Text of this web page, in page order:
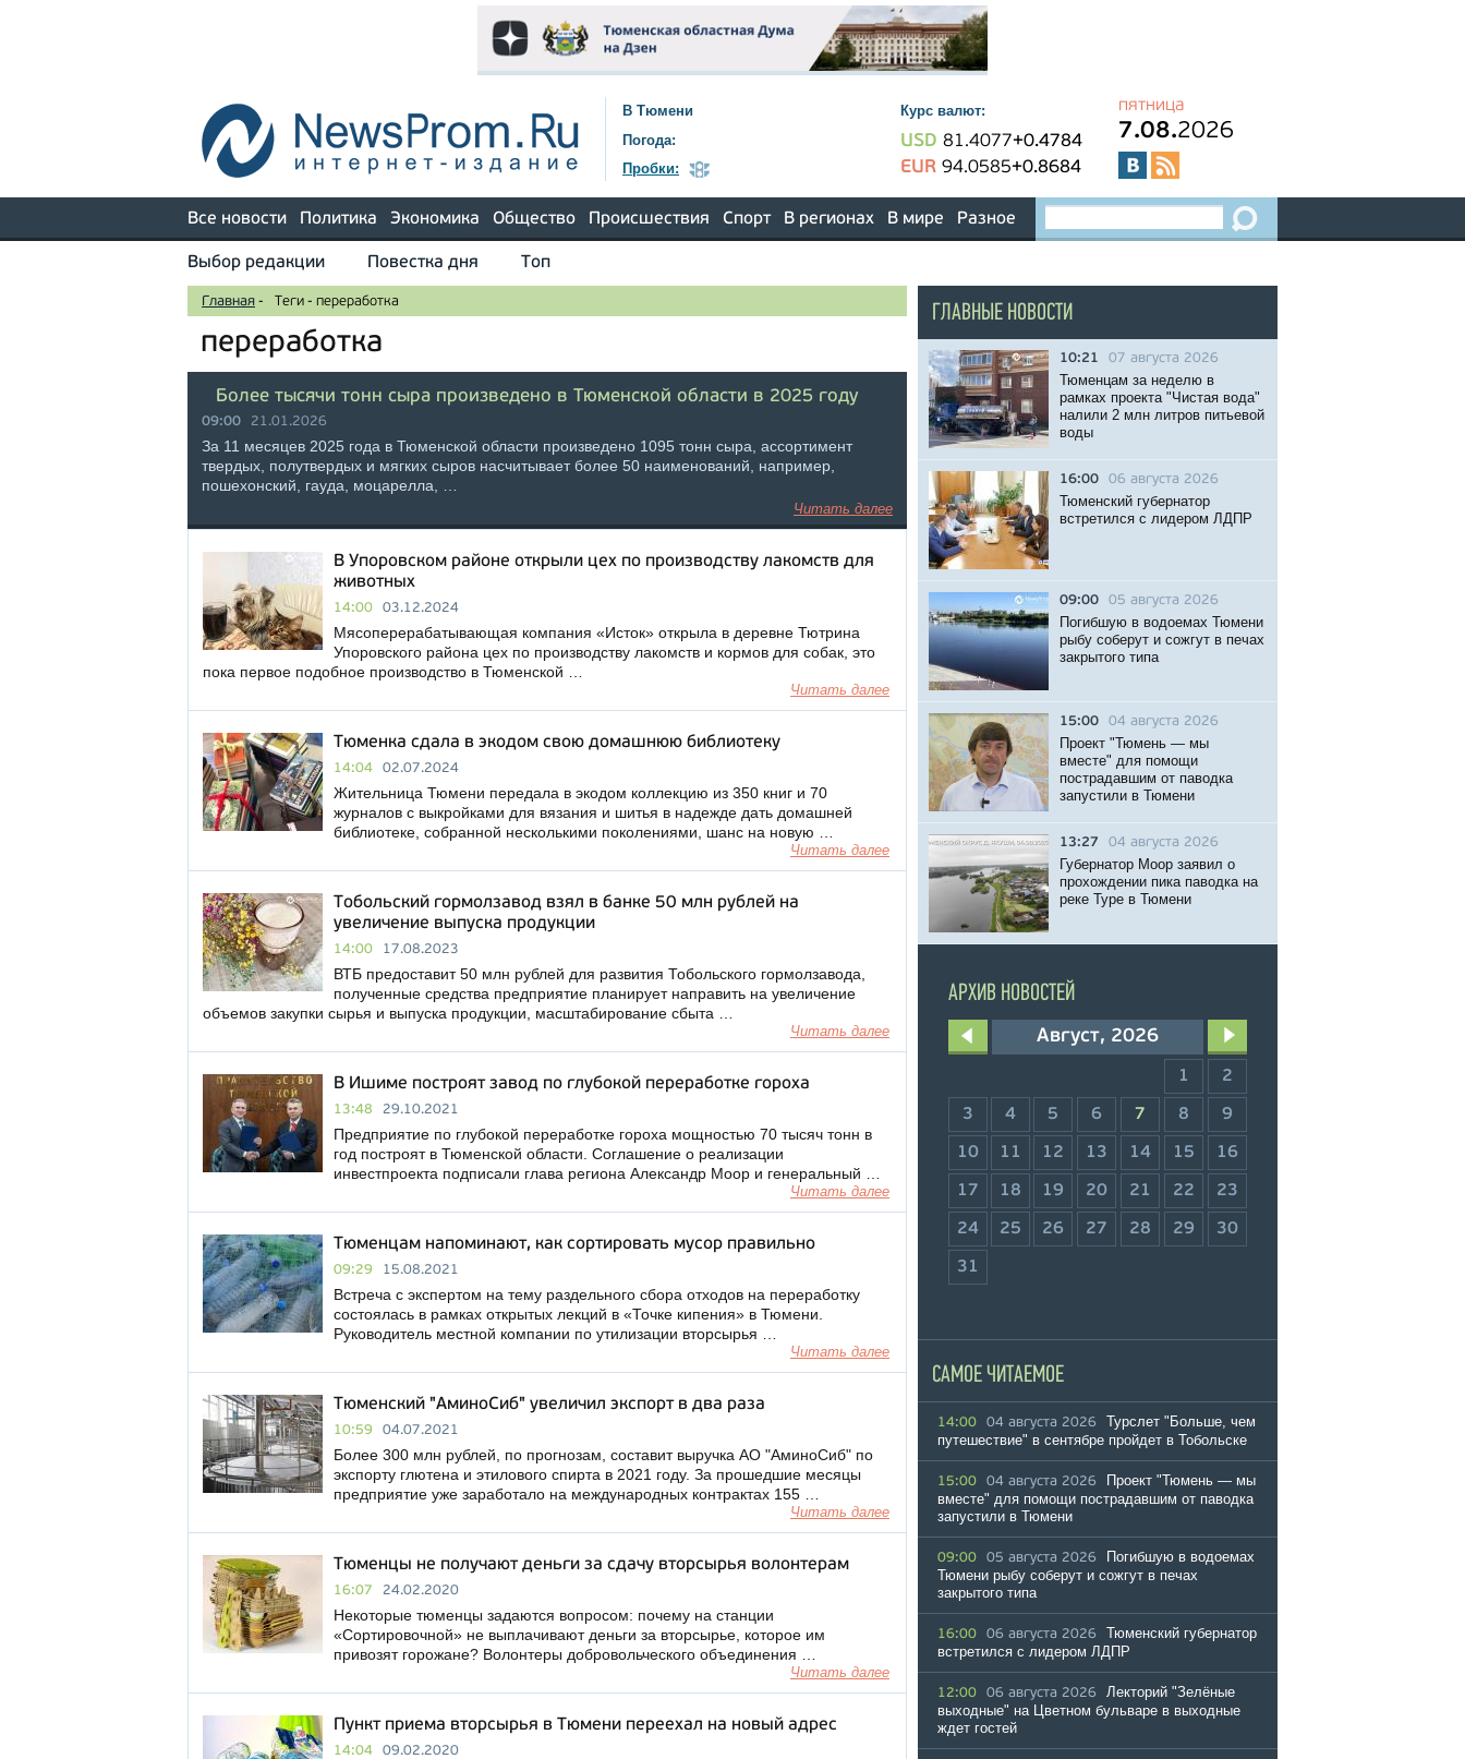
В Тюмени
Погода:
Пробки:
Курс валют:
USD 81.4077+0.4784
EUR 94.0585+0.8684
пятница
7.08.2026
Все новости Политика Экономика Общество Происшествия Спорт В регионах В мире Разное
Выбор редакции Повестка дня Топ
Главная - Теги - переработка
переработка
Более тысячи тонн сыра произведено в Тюменской области в 2025 году
09:00 21.01.2026
За 11 месяцев 2025 года в Тюменской области произведено 1095 тонн сыра, ассортимент
твердых, полутвердых и мягких сыров насчитывает более 50 наименований, например,
пошехонский, гауда, моцарелла, …
Читать далее
В Упоровском районе открыли цех по производству лакомств для
животных
14:00 03.12.2024
Мясоперерабатывающая компания «Исток» открыла в деревне Тютрина
Упоровского района цех по производству лакомств и кормов для собак, это
пока первое подобное производство в Тюменской …
Читать далее
Тюменка сдала в экодом свою домашнюю библиотеку
14:04 02.07.2024
Жительница Тюмени передала в экодом коллекцию из 350 книг и 70
журналов с выкройками для вязания и шитья в надежде дать домашней
библиотеке, собранной несколькими поколениями, шанс на новую …
Читать далее
Тобольский гормолзавод взял в банке 50 млн рублей на
увеличение выпуска продукции
14:00 17.08.2023
ВТБ предоставит 50 млн рублей для развития Тобольского гормолзавода,
полученные средства предприятие планирует направить на увеличение
объемов закупки сырья и выпуска продукции, масштабирование сбыта …
Читать далее
В Ишиме построят завод по глубокой переработке гороха
13:48 29.10.2021
Предприятие по глубокой переработке гороха мощностью 70 тысяч тонн в
год построят в Тюменской области. Соглашение о реализации
инвестпроекта подписали глава региона Александр Моор и генеральный …
Читать далее
Тюменцам напоминают, как сортировать мусор правильно
09:29 15.08.2021
Встреча с экспертом на тему раздельного сбора отходов на переработку
состоялась в рамках открытых лекций в «Точке кипения» в Тюмени.
Руководитель местной компании по утилизации вторсырья …
Читать далее
Тюменский "АминоСиб" увеличил экспорт в два раза
10:59 04.07.2021
Более 300 млн рублей, по прогнозам, составит выручка АО "АминоСиб" по
экспорту глютена и этилового спирта в 2021 году. За прошедшие месяцы
предприятие уже заработало на международных контрактах 155 …
Читать далее
Тюменцы не получают деньги за сдачу вторсырья волонтерам
16:07 24.02.2020
Некоторые тюменцы задаются вопросом: почему на станции
«Сортировочной» не выплачивают деньги за вторсырье, которое им
привозят горожане? Волонтеры добровольческого объединения …
Читать далее
Пункт приема вторсырья в Тюмени переехал на новый адрес
14:04 09.02.2020
ГЛАВНЫЕ НОВОСТИ
10:21 07 августа 2026
Тюменцам за неделю в
рамках проекта "Чистая вода"
налили 2 млн литров питьевой
воды
16:00 06 августа 2026
Тюменский губернатор
встретился с лидером ЛДПР
09:00 05 августа 2026
Погибшую в водоемах Тюмени
рыбу соберут и сожгут в печах
закрытого типа
15:00 04 августа 2026
Проект "Тюмень — мы
вместе" для помощи
пострадавшим от паводка
запустили в Тюмени
13:27 04 августа 2026
Губернатор Моор заявил о
прохождении пика паводка на
реке Туре в Тюмени
АРХИВ НОВОСТЕЙ
Август, 2026
1 2
3 4 5 6 7 8 9
10 11 12 13 14 15 16
17 18 19 20 21 22 23
24 25 26 27 28 29 30
31
САМОЕ ЧИТАЕМОЕ
14:00 04 августа 2026
Турслет "Больше, чем
путешествие" в сентябре пройдет в Тобольске
15:00 04 августа 2026
Проект "Тюмень — мы
вместе" для помощи пострадавшим от паводка
запустили в Тюмени
09:00 05 августа 2026
Погибшую в водоемах
Тюмени рыбу соберут и сожгут в печах
закрытого типа
16:00 06 августа 2026
Тюменский губернатор
встретился с лидером ЛДПР
12:00 06 августа 2026
Лекторий "Зелёные
выходные" на Цветном бульваре в выходные
ждет гостей